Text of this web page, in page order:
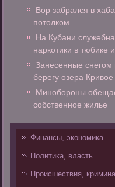
Вор забрался в
потолком
На Кубани
наркотики в тюбике
Занесенные
берегу озера Кривое
Минобороны
собственное жилье
Финансы, экономика
Политика, власть
Происшествия,